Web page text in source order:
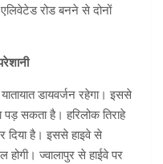
रोड बनने से दोनों
डायवर्जन रहेगा। इससे
पड़ सकता है। हरिलोक तिराहे
दिया है। इससे हाइवे से
होगी। ज्वालापुर से हाईवे पर